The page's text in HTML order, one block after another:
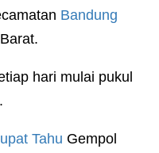
Bandung
hari mulai pukul
Tahu Gempol